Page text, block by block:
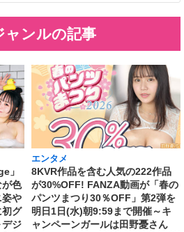
ャンルの記事
」
が色
姿や
初グ
デジ
エンタメ
8KVR作品を含む人気の222作品
が30%OFF! FANZA動画が「春の
パンツまつり30％OFF」第2弾を
明日1日(水)朝9:59まで開催～キ
ャンペーンガールは田野憂さん